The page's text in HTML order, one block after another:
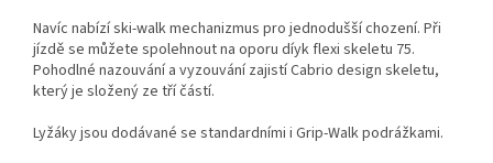
Navíc nabízí ski-walk mechanizmus pro jednodušší chození. Při
jízdě se můžete spolehnout na oporu díyk flexi skeletu 75.
Pohodlné nazouvání a vyzouvání zajistí Cabrio design skeletu,
který je složený ze tří částí.
Lyžáky jsou dodávané se standardními i Grip-Walk podrážkami.